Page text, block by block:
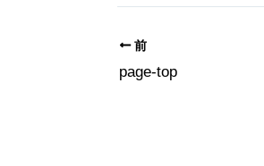
前
page-top